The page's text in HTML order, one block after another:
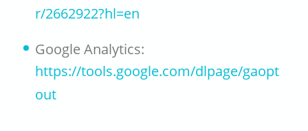
r/2662922?hl=en
Google Analytics:
https://tools.google.com/dlpage/gaopt
out